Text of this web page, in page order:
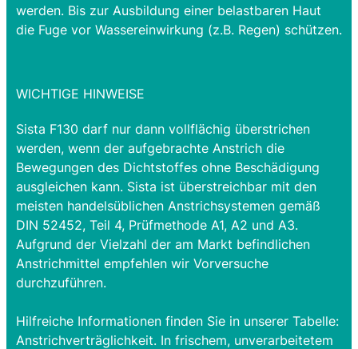
werden. Bis zur Ausbildung einer belastbaren Haut
die Fuge vor Wassereinwirkung (z.B. Regen) schützen.
WICHTIGE HINWEISE
Sista F130 darf nur dann vollflächig überstrichen
werden, wenn der aufgebrachte Anstrich die
Bewegungen des Dichtstoffes ohne Beschädigung
ausgleichen kann. Sista ist überstreichbar mit den
meisten handelsüblichen Anstrichsystemen gemäß
DIN 52452, Teil 4, Prüfmethode A1, A2 und A3.
Aufgrund der Vielzahl der am Markt befindlichen
Anstrichmittel empfehlen wir Vorversuche
durchzuführen.
Hilfreiche Informationen finden Sie in unserer Tabelle:
Anstrichverträglichkeit. In frischem, unverarbeitetem